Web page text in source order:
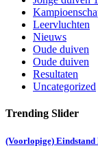
Leervluchten
Nieuws
Oude duiven
Oude duiven
Resultaten
Uncategorized
Trending Slider
(Voorlopige) Eindstand